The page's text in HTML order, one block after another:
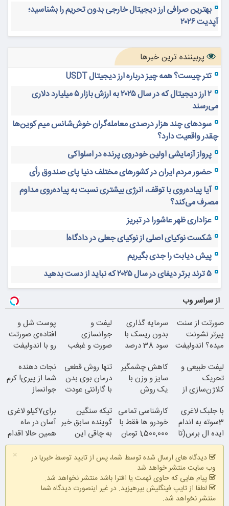
بهترین صرافی ارز دیجیتال خارجی بدون تحریم را بشناسید؛
آپدیت ۲۰۲۶
پربیننده ترین خبرها
تتر چیست؟ همه چیز درباره ارز دیجیتال USDT
۲ ارز دیجیتال که در سال ۲۰۲۵ به ارزش بازار ۵ میلیارد دلاری
می‌رسند
سودهای چند هزار درصدی معامله‌گران خوش‌شانس میم کوین‌ها
چقدر واقعیت دارد؟
پرواز آزمایشی اولین خودروی پرنده در اسلواکی
حضور مردم ایران در کشورهای مختلف دنیا پای صندوق رأی
آیا پیاده‌روی با توقف، انرژی بیشتری نسبت به پیاده‌روی مداوم
مصرف می‌کند؟
عزاداری ظهر عاشورا در تبریز
شکست نوکیای اصلی از نوکیای جعلی در دادگاه!
پیش دیابت را جدی بگیریم
۵ ترند برتر دیفای در سال ۲۰۲۵ که نباید از دست بدهید
از سراسر وب
صورتت از سنت
پیرتر نشونت
میده؟ اندولیفت
سرمایه گذاری
بدون ریسک با
سود 38 درصد
لیفت و
جوانسازی
صورت و غبغب
دوران نقاهت
پوست شل و
افتاده‌ی صورتت
رو با اندولیفت
لیفت طبیعی و
تحریک
کلاژن‌سازی از
24ماه ماندگاری
جوان شو
کاهش چشمگیر
سایز و وزن با
یک روش
تنها روش قطعی
درمان بوی بدن
با گارانتی عودت
همین الان ببین
نجات دهنده
شما از پیری! کرم
جوانساز
با جلبک لاغری
3سوته به اندام
ایده ال برس(تا
امشب تخفیف
ویژه)
کارشناسی تمامی
خودرو ها فقط با
1,500,000 تومان
تیکه سنگین
گوینده سابق خبر
به چاقی این
خانم در برنامه
زنده
برای7کیلو لاغری
آسان در ماه
همین حالا اقدام
کن!سفارش با
قیمت قدیم
×
دیدگاه های ارسال شده توسط شما، پس از تایید توسط خبریا در
وب سایت منتشر خواهد شد
پیام هایی که حاوی تهمت یا افترا باشد منتشر نخواهد شد.
لطفا از تایپ فینگلیش بپرهیزید. در غیر اینصورت دیدگاه شما
منتشر نخواهد شد.